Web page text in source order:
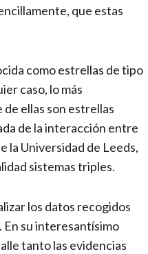
que estas
como estrellas de tipo
caso, lo más
ellas son estrellas
de la interacción entre
la Universidad de Leeds,
sistemas triples.
los datos recogidos
En su interesantísimo
tanto las evidencias